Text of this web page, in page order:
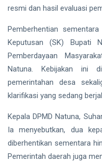
Disabilitas
Unilak
Tembus
Finalis
Pilmapres
Nasional
2026
Aug,
views
Siak Sri Indrapura
Prabowo Subianto
Indonesia
Pekanbaru
Pilkada 2024
resmi dan hasil evaluasi
Pemberhentian
Keputusan (SK) Bupati
Pemberdayaan
Natuna. Kebijakan ini
pemerintahan desa
klarifikasi yang sedang
Kepala DPMD Natuna,
Ia menyebutkan, dua
diberhentikan sementara
Pemerintah daerah juga